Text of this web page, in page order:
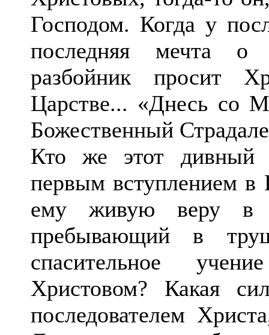
Господом. Когда у
последняя мечта о
разбойник просит
Царстве... «Днесь со
Божественный
Кто же этот дивный
первым вступлением в
ему живую веру в
пребывающий в
спасительное
Христовом? Какая
последователем